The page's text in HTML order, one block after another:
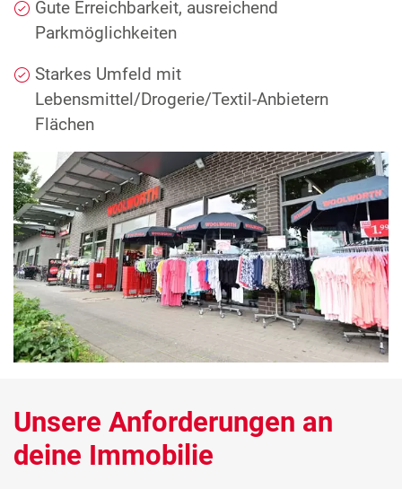
Gute Erreichbarkeit, ausreichend
Parkmöglichkeiten
Starkes Umfeld mit
Lebensmittel/Drogerie/Textil-Anbietern
Flächen
Unsere Anforderungen an
deine Immobilie